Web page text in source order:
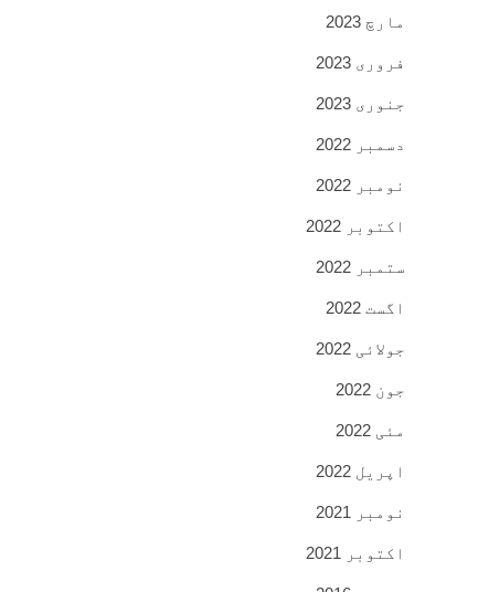
مارچ 2023
فروری 2023
جنوری 2023
دسمبر 2022
نومبر 2022
اکتوبر 2022
ستمبر 2022
اگست 2022
جولائی 2022
جون 2022
مئی 2022
اپریل 2022
نومبر 2021
اکتوبر 2021